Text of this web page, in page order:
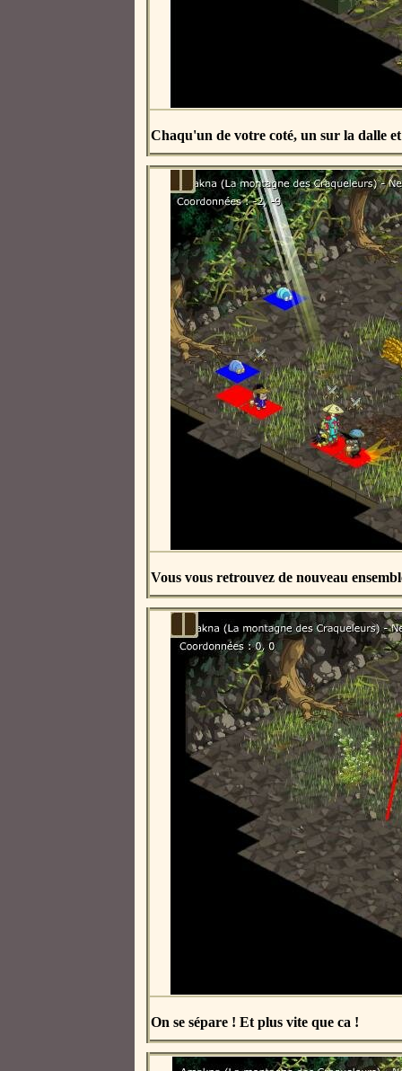
Chaqu'un de votre coté, un sur la dalle
Vous vous retrouvez de nouveau
On se sépare ! Et plus vite que ca !